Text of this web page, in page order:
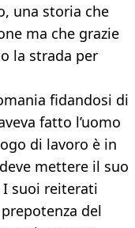
una storia che
ma che grazie
la strada per
fidandosi di
fatto l’uomo
di lavoro è in
mettere il suo
suoi reiterati
del